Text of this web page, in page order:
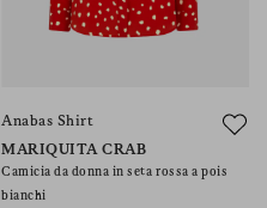
Anabas Shirt
MARIQUITA CRAB
Camicia da donna in seta rossa a pois
bianchi